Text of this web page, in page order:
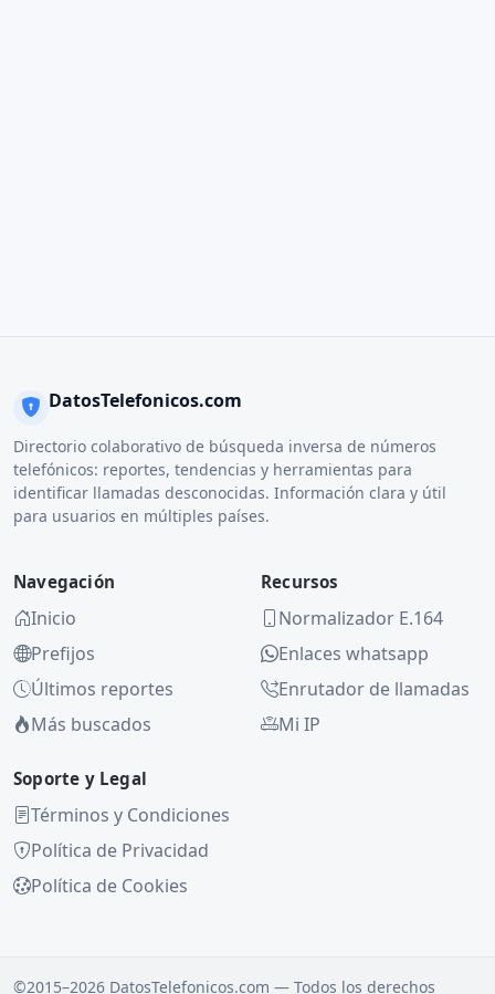
DatosTelefonicos.com
Directorio colaborativo de búsqueda inversa de números
telefónicos: reportes, tendencias y herramientas para
identificar llamadas desconocidas. Información clara y útil
para usuarios en múltiples países.
Navegación
Inicio
Prefijos
Últimos reportes
Más buscados
Recursos
Normalizador E.164
Enlaces whatsapp
Enrutador de llamadas
Mi IP
Soporte y Legal
Términos y Condiciones
Política de Privacidad
Política de Cookies
©2015–2026 DatosTelefonicos.com — Todos los derechos